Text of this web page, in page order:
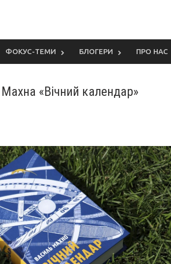
ФОКУС-ТЕМИ БЛОГЕРИ ПРО НАС
«Вічний календар»